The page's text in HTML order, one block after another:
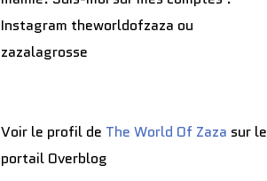
Instagram theworldofzaza ou
zazalagrosse
Voir le profil de The World Of Zaza sur le
portail Overblog